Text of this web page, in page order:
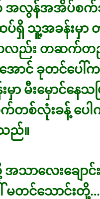
က် အလွန်အအိပ်စ
ပ်ရှိ သူ့အခန်းမှာ
ကလည်း တဆက်တ
ောင် ခုတင်ပေါ်က
းမှောင်နေသဖ
တစ်လုံးခန့် ပေ
သည်။
ာလေးချောင်
မတင်သောင်းတို့…